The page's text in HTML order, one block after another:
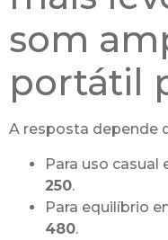
som
portátil
A resposta depende
Para uso
250.
Para equilíbrio
480.